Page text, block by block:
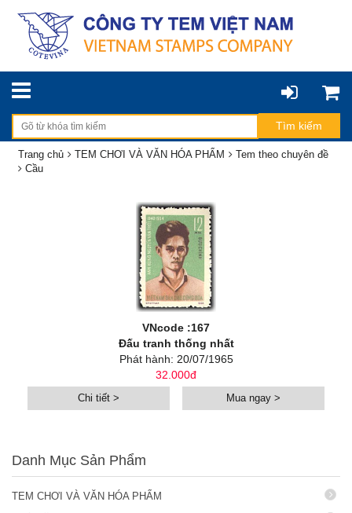
Trang chủ TEM CHƠI VÀ VĂN HÓA PHẨM
Tem theo chuyên đề
Cầu
VNcode :167
Đấu tranh thống nhất
Phát hành: 20/07/1965
32.000đ
Chi tiết > Mua ngay >
Danh Mục Sản Phẩm
TEM CHƠI VÀ VĂN HÓA PHẨM